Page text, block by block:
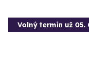
Volný termín už 05.